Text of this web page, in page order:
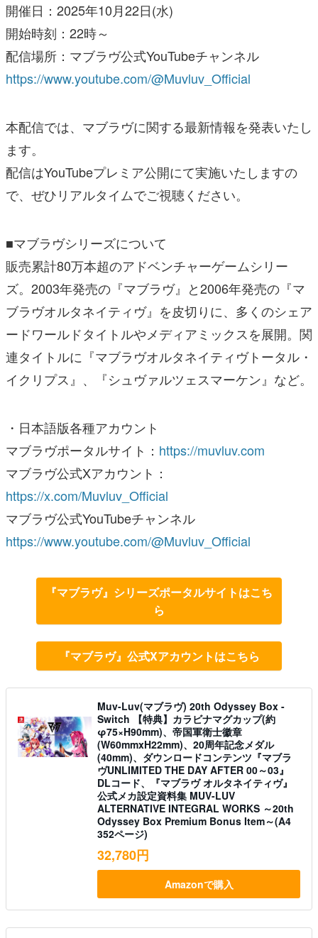
開催日：2025年10月22日(水)
開始時刻：22時～
配信場所：マブラヴ公式YouTubeチャンネル
https://www.youtube.com/@Muvluv_Official
本配信では、マブラヴに関する最新情報を発表いたし
ます。
配信はYouTubeプレミア公開にて実施いたしますの
で、ぜひリアルタイムでご視聴ください。
■マブラヴシリーズについて
販売累計80万本超のアドベンチャーゲームシリー
ズ。2003年発売の『マブラヴ』と2006年発売の『マ
ブラヴオルタネイティヴ』を皮切りに、多くのシェア
ードワールドタイトルやメディアミックスを展開。関
連タイトルに『マブラヴオルタネイティヴトータル・
イクリプス』、『シュヴァルツェスマーケン』など。
・日本語版各種アカウント
マブラヴポータルサイト： https://muvluv.com
マブラヴ公式Xアカウント：
https://x.com/Muvluv_Official
マブラヴ公式YouTubeチャンネル
https://www.youtube.com/@Muvluv_Official
『マブラヴ』シリーズポータルサイトはこち
ら
『マブラヴ』公式Xアカウントはこちら
Muv-Luv(マブラヴ) 20th Odyssey Box -
Switch 【特典】カラビナマグカップ(約
φ75×H90mm)、帝国軍衛士徽章
(W60mmxH22mm)、20周年記念メダル
(40mm)、ダウンロードコンテンツ『マブラ
ヴUNLIMITED THE DAY AFTER 00～03』
DLコード、『マブラヴ オルタネイティヴ』
公式メカ設定資料集 MUV-LUV
ALTERNATIVE INTEGRAL WORKS ～20th
Odyssey Box Premium Bonus Item～(A4
352ページ)
32,780円
Amazonで購入